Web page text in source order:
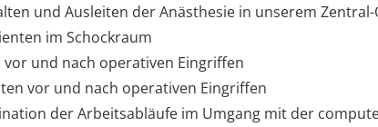
und Ausleiten der Anästhesie in unserem Zentral-
im Schockraum
und nach operativen Eingriffen
vor und nach operativen Eingriffen
der Arbeitsabläufe im Umgang mit der